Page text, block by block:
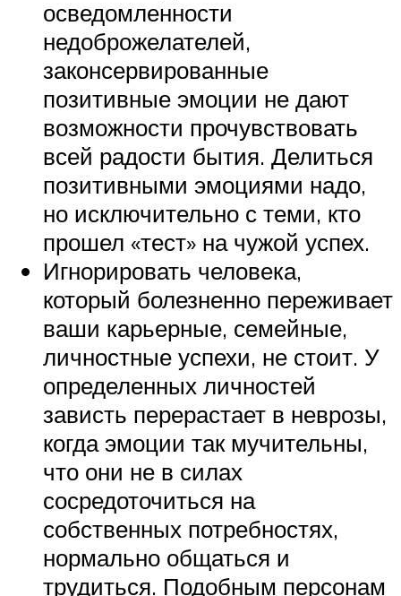
осведомленности
недоброжелателей,
законсервированные
позитивные эмоции не дают
возможности прочувствовать
всей радости бытия. Делиться
позитивными эмоциями надо,
но исключительно с теми, кто
прошел «тест» на чужой успех.
Игнорировать человека,
который болезненно переживает
ваши карьерные, семейные,
личностные успехи, не стоит. У
определенных личностей
зависть перерастает в неврозы,
когда эмоции так мучительны,
что они не в силах
сосредоточиться на
собственных потребностях,
нормально общаться и
трудиться. Подобным персонам